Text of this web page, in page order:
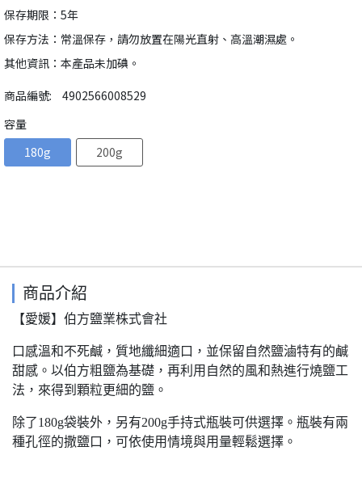
保存期限：5年
保存方法：常溫保存，請勿放置在陽光直射、高溫潮濕處。
其他資訊：本產品未加碘。
商品編號:
4902566008529
容量
180g
200g
商品介紹
【愛媛】伯方鹽業株式會社
口感溫和不死鹹，質地纖細適口，並保留自然鹽滷特有的鹹
甜感。以伯方粗鹽為基礎，再利用自然的風和熱進行燒鹽工
法，來得到顆粒更細的鹽。
除了180g袋裝外，另有200g手持式瓶裝可供選擇。瓶裝有兩
種孔徑的撒鹽口，可依使用情境與用量輕鬆選擇。